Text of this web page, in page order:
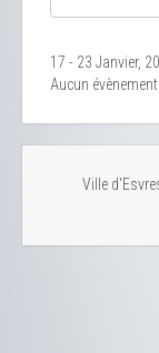
17 - 23 Janvier,
Aucun
Ville